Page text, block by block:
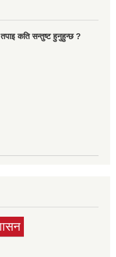
तपाइ कति सन्तुष्ट हुनुहुन्छ ?